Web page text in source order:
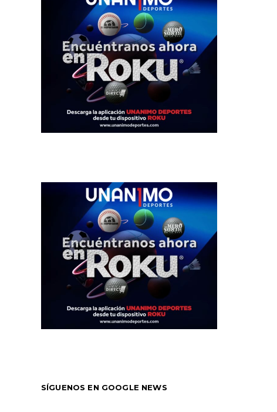
SÍGUENOS EN GOOGLE NEWS